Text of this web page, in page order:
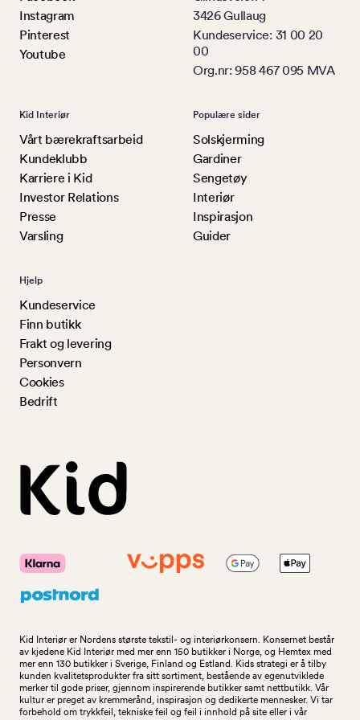
Instagram
Pinterest
Youtube
3426 Gullaug
Kundeservice: 31 00 20
00
Org.nr: 958 467 095 MVA
Kid Interiør
Vårt bærekraftsarbeid
Kundeklubb
Karriere i Kid
Investor Relations
Presse
Varsling
Populære sider
Solskjerming
Gardiner
Sengetøy
Interiør
Inspirasjon
Guider
Hjelp
Kundeservice
Finn butikk
Frakt og levering
Personvern
Cookies
Bedrift
Kid Interiør er Nordens største tekstil- og interiørkonsern. Konsernet består
av kjedene Kid Interiør med mer enn 150 butikker i Norge, og Hemtex med
mer enn 130 butikker i Sverige, Finland og Estland. Kids strategi er å tilby
kunden kvalitetsprodukter fra sitt sortiment, bestående av egenutviklede
merker til gode priser, gjennom inspirerende butikker samt nettbutikk. Vår
kultur er preget av kremmerånd, inspirasjon og dedikerte mennesker. Vi tar
forbehold om trykkfeil, tekniske feil og feil i innhold på site eller i vår